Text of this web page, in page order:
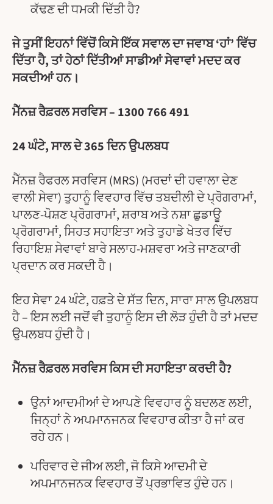
ਕੱਢਣ ਦੀ ਧਮਕੀ ਦਿੱਤੀ ਹੈ?
ਜੇ ਤੁਸੀਂ ਇਹਨਾਂ ਵਿੱਚੋਂ ਕਿਸੇ ਇੱਕ ਸਵਾਲ ਦਾ ਜਵਾਬ ‘ਹਾਂ’ ਵਿੱਚ
ਦਿੱਤਾ ਹੈ, ਤਾਂ ਹੇਠਾਂ ਦਿੱਤੀਆਂ ਸਾਡੀਆਂ ਸੇਵਾਵਾਂ ਮਦਦ ਕਰ
ਸਕਦੀਆਂ ਹਨ।
ਮੈੱਨਜ਼ ਰੈਫ਼ਰਲ ਸਰਵਿਸ – 1300 766 491
24 ਘੰਟੇ, ਸਾਲ ਦੇ 365 ਦਿਨ ਉਪਲਬਧ
ਮੈੱਨਜ਼ ਰੈਫਰਲ ਸਰਵਿਸ (MRS) (ਮਰਦਾਂ ਦੀ ਹਵਾਲਾ ਦੇਣ
ਵਾਲੀ ਸੇਵਾ) ਤੁਹਾਨੂੰ ਵਿਵਹਾਰ ਵਿੱਚ ਤਬਦੀਲੀ ਦੇ ਪ੍ਰੋਗਰਾਮਾਂ,
ਪਾਲਣ-ਪੋਸ਼ਣ ਪ੍ਰੋਗਰਾਮਾਂ, ਸ਼ਰਾਬ ਅਤੇ ਨਸ਼ਾ ਛੁਡਾਊ
ਪ੍ਰੋਗਰਾਮਾਂ, ਸਿਹਤ ਸਹਾਇਤਾ ਅਤੇ ਤੁਹਾਡੇ ਖੇਤਰ ਵਿੱਚ
ਰਿਹਾਇਸ਼ ਸੇਵਾਵਾਂ ਬਾਰੇ ਸਲਾਹ-ਮਸ਼ਵਰਾ ਅਤੇ ਜਾਣਕਾਰੀ
ਪ੍ਰਦਾਨ ਕਰ ਸਕਦੀ ਹੈ।
ਇਹ ਸੇਵਾ 24 ਘੰਟੇ, ਹਫ਼ਤੇ ਦੇ ਸੱਤ ਦਿਨ, ਸਾਰਾ ਸਾਲ ਉਪਲਬਧ
ਹੈ – ਇਸ ਲਈ ਜਦੋਂ ਵੀ ਤੁਹਾਨੂੰ ਇਸ ਦੀ ਲੋੜ ਹੁੰਦੀ ਹੈ ਤਾਂ ਮਦਦ
ਉਪਲਬਧ ਹੁੰਦੀ ਹੈ।
ਮੈੱਨਜ਼ ਰੈਫ਼ਰਲ ਸਰਵਿਸ ਕਿਸ ਦੀ ਸਹਾਇਤਾ ਕਰਦੀ ਹੈ?
ਉਨਾਂ ਆਦਮੀਆਂ ਦੇ ਆਪਣੇ ਵਿਵਹਾਰ ਨੂੰ ਬਦਲਣ ਲਈ,
ਜਿਨ੍ਹਾਂ ਨੇ ਅਪਮਾਨਜਨਕ ਵਿਵਹਾਰ ਕੀਤਾ ਹੈ ਜਾਂ ਕਰ
ਰਹੇ ਹਨ।
ਪਰਿਵਾਰ ਦੇ ਜੀਅ ਲਈ, ਜੋ ਕਿਸੇ ਆਦਮੀ ਦੇ
ਅਪਮਾਨਜਨਕ ਵਿਵਹਾਰ ਤੋਂ ਪ੍ਰਭਾਵਿਤ ਹੁੰਦੇ ਹਨ।